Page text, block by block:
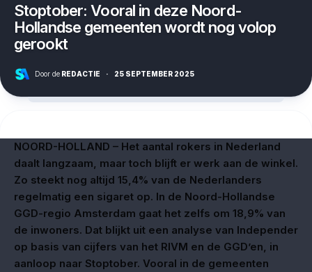
Stoptober: Vooral in deze Noord-
Hollandse gemeenten wordt nog volop
gerookt
Door de REDACTIE · 25 SEPTEMBER 2025
NOORD-HOLLAND – Het aantal rokers in Nederland
daalt langzaam, maar toch blijft er werk aan de winkel.
Zo steekt nog altijd 15,4% van de Nederlanders
regelmatig een sigaret op. In de Noord-Hollandse
GGD-regio Amsterdam gaat het zelfs om 18,9% van
de inwoners. Dat blijkt uit een analyse van Independer
op basis van cijfers van het RIVM en de GGD’en, in
aanloop naar Stoptober. Vooral in de gemeenten